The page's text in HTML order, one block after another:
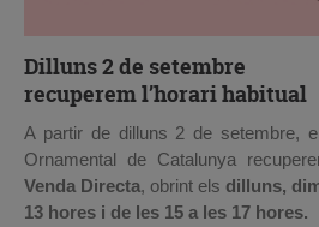
Dilluns 2 de setembre
recuperem l’horari habitual
A partir de dilluns 2 de setembre,
Ornamental de Catalunya
Venda Directa, obrint els dilluns,
13 hores i de les 15 a les 17 hores.